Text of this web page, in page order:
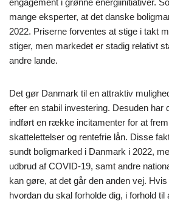
engagement i grønne energiinitiativer.
mange eksperter, at det danske
2022. Priserne forventes at stige i takt
stiger, men markedet er stadig relativt
andre lande.
Det gør Danmark til en attraktiv
efter en stabil investering. Desuden har
indført en række incitamenter for at
skattelettelser og rentefrie lån. Disse
sundt boligmarked i Danmark i 2022,
udbrud af COVID-19, samt andre
kan gøre, at det går den anden vej.
hvordan du skal forholde dig, i forhold